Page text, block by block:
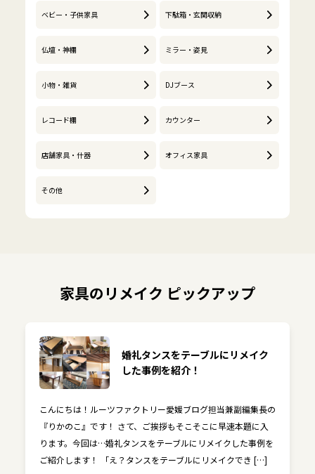
ベビー・子供家具 下駄箱・玄関収納
仏壇・神棚 ミラー・姿見
小物・雑貨 DJブース
レコード棚 カウンター
店舗家具・什器 オフィス家具
その他
家具のリメイク ピックアップ
婚礼タンスをテーブルにリメイク
した事例を紹介！
こんにちは！ルーツファクトリー愛媛ブログ担当兼副編集長の
『りかのこ』です！ さて、ご挨拶もそこそこに早速本題に入
ります。今回は…婚礼タンスをテーブルにリメイクした事例を
ご紹介します！ 「え？タンスをテーブルにリメイクでき […]